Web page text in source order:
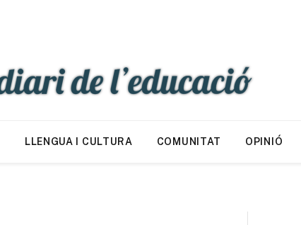
LLENGUA I CULTURA COMUNITAT OPINIÓ